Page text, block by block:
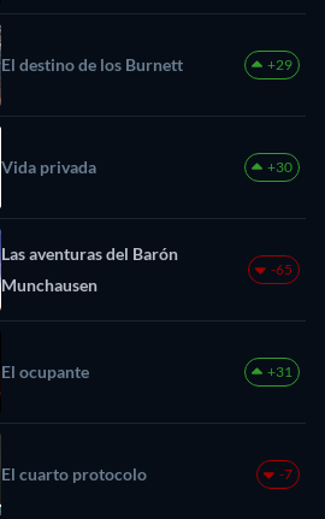
El destino de los Burnett +29
Vida privada +30
Las aventuras del Barón
Munchausen
-65
El ocupante +31
El cuarto protocolo -7